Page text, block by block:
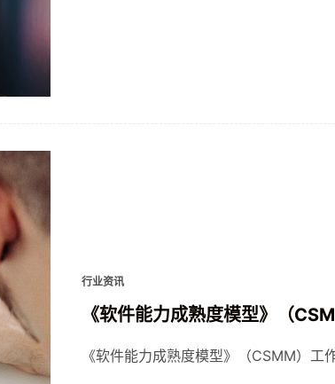
行业资讯
《软件能力成熟度模型》（
《软件能力成熟度模型》（CSMM）工